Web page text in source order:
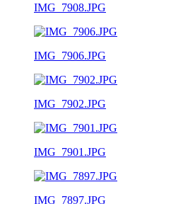
IMG_7908.JPG
IMG_7906.JPG
IMG_7902.JPG
IMG_7901.JPG
IMG_7897.JPG